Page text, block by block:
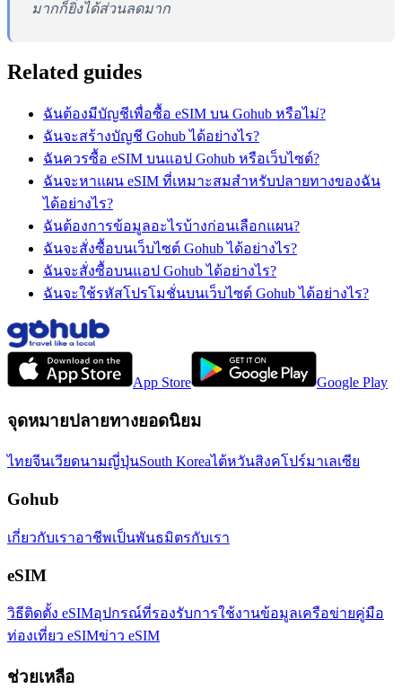
มากก็ยิ่งได้ส่วนลดมาก
Related guides
ฉันต้องมีบัญชีเพื่อซื้อ eSIM บน Gohub หรือไม่?
ฉันจะสร้างบัญชี Gohub ได้อย่างไร?
ฉันควรซื้อ eSIM บนแอป Gohub หรือเว็บไซต์?
ฉันจะหาแผน eSIM ที่เหมาะสมสำหรับปลายทางของฉัน
ได้อย่างไร?
ฉันต้องการข้อมูลอะไรบ้างก่อนเลือกแผน?
ฉันจะสั่งซื้อบนเว็บไซต์ Gohub ได้อย่างไร?
ฉันจะสั่งซื้อบนแอป Gohub ได้อย่างไร?
ฉันจะใช้รหัสโปรโมชั่นบนเว็บไซต์ Gohub ได้อย่างไร?
App Store Google Play
จุดหมายปลายทางยอดนิยม
ไทยจีนเวียดนามญี่ปุ่นSouth Koreaไต้หวันสิงคโปร์มาเลเซีย
Gohub
เกี่ยวกับเราอาชีพเป็นพันธมิตรกับเรา
eSIM
วิธีติดตั้ง eSIMอุปกรณ์ที่รองรับการใช้งานข้อมูลเครือข่ายคู่มือ
ท่องเที่ยว eSIMข่าว eSIM
ช่วยเหลือ